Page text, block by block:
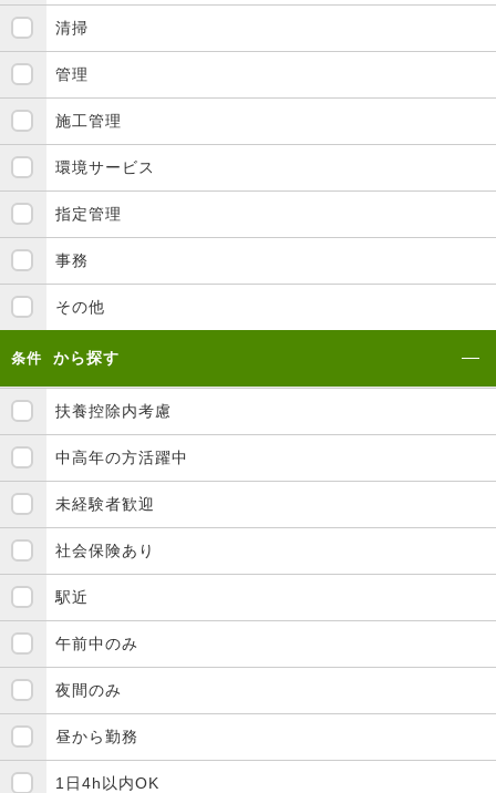
清掃
管理
施工管理
環境サービス
指定管理
事務
その他
条件 から探す
扶養控除内考慮
中高年の方活躍中
未経験者歓迎
社会保険あり
駅近
午前中のみ
夜間のみ
昼から勤務
1日4h以内OK